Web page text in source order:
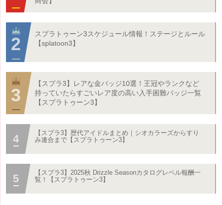
スプラトゥーン3スケジュール情報！ステージとルール
【splatoon3】
【スプラ3】レアな金バッジ10選！王冠やランクなど
持っていたらすごいレア度の高い入手困難バッジ一覧
【スプラトゥーン3】
【スプラ3】歴代アイドルまとめ｜シオカラーズからすり
み連合まで【スプラトゥーン3】
【スプラ3】2025秋 Drizzle Seasonカタログレベル報酬一
覧！【スプラトゥーン3】